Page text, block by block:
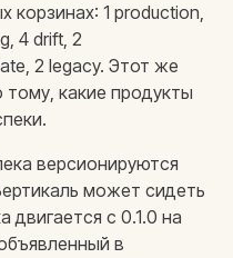
корзинах: 1 production,
4 drift, 2
2 legacy. Этот же
какие продукты
версионируются
может сидеть
двигается с 0.1.0 на
в